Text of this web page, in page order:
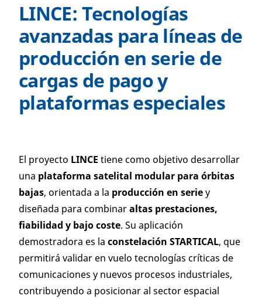
LINCE: Tecnologías
avanzadas para líneas de
producción en serie de
cargas de pago y
plataformas especiales
El proyecto LINCE tiene como objetivo desarrollar
una plataforma satelital modular para órbitas
bajas, orientada a la producción en seriey
diseñada para combinaraltas prestaciones,
fiabilidad y bajo coste. Su aplicación
demostradora es la constelación STARTICAL, que
permitirá validar en vuelo tecnologías críticas de
comunicaciones y nuevos procesos industriales,
contribuyendo a posicionar al sector espacial